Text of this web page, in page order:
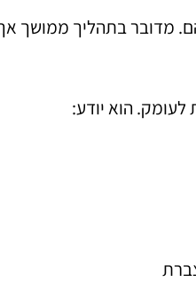
מדובר בתהליך ממושך
הוא יודע: